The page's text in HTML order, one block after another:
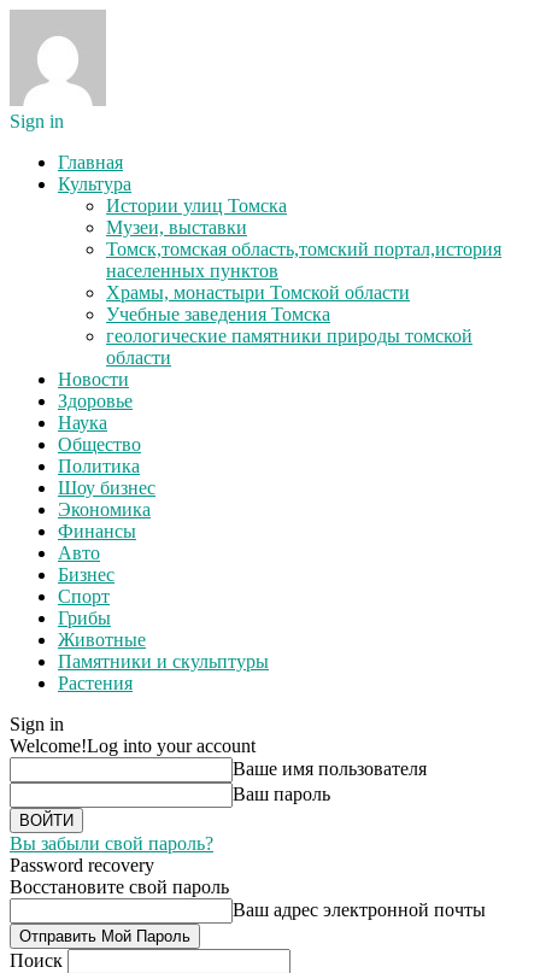
Sign in
Главная
Культура
Истории улиц Томска
Музеи, выставки
Томск,томская область,томский портал,история
населенных пунктов
Храмы, монастыри Томской области
Учебные заведения Томска
геологические памятники природы томской
области
Новости
Здоровье
Наука
Общество
Политика
Шоу бизнес
Экономика
Финансы
Авто
Бизнес
Спорт
Грибы
Животные
Памятники и скульптуры
Растения
Sign in
Welcome!Log into your account
Ваше имя пользователя
Ваш пароль
Вы забыли свой пароль?
Password recovery
Восстановите свой пароль
Ваш адрес электронной почты
Поиск